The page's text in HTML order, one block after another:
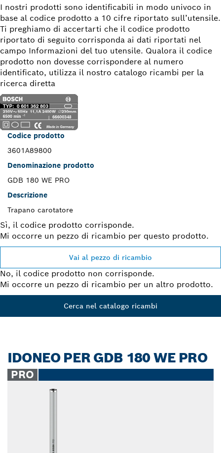
I nostri prodotti sono identificabili in modo univoco in
base al codice prodotto a 10 cifre riportato sull’utensile.
Ti preghiamo di accertarti che il codice prodotto
riportato di seguito corrisponda ai dati riportati nel
campo Informazioni del tuo utensile. Qualora il codice
prodotto non dovesse corrispondere al numero
identificato, utilizza il nostro catalogo ricambi per la
ricerca diretta
Codice prodotto
3601A89800
Denominazione prodotto
GDB 180 WE PRO
Descrizione
Trapano carotatore
Sì, il codice prodotto corrisponde.
Mi occorre un pezzo di ricambio per questo prodotto.
Vai al pezzo di ricambio
No, il codice prodotto non corrisponde.
Mi occorre un pezzo di ricambio per un altro prodotto.
Cerca nel catalogo ricambi
IDONEO PER GDB 180 WE PRO
PRO